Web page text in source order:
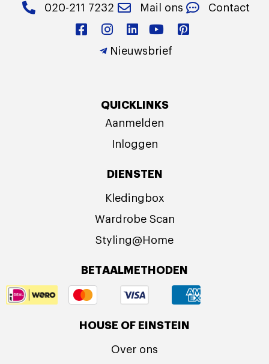
020-211 7232 Mail ons Contact
Nieuwsbrief
QUICKLINKS
Aanmelden
Inloggen
DIENSTEN
Kledingbox
Wardrobe Scan
Styling@Home
BETAALMETHODEN
HOUSE OF EINSTEIN
Over ons